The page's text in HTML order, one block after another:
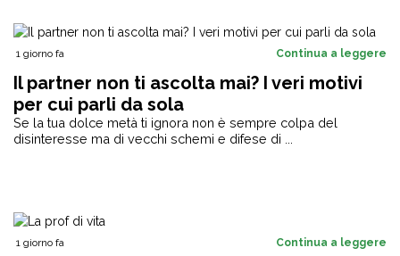
1 giorno fa Continua a leggere
Il partner non ti ascolta mai? I veri motivi
per cui parli da sola
Se la tua dolce metà ti ignora non è sempre colpa del
disinteresse ma di vecchi schemi e difese di ...
1 giorno fa Continua a leggere